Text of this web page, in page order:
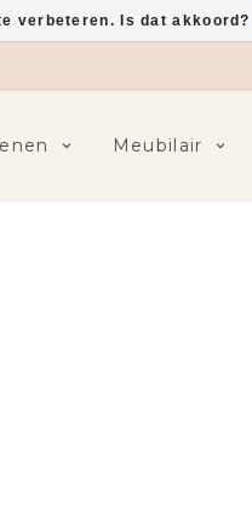
Meubilair
verbeteren. Is dat akkoord?